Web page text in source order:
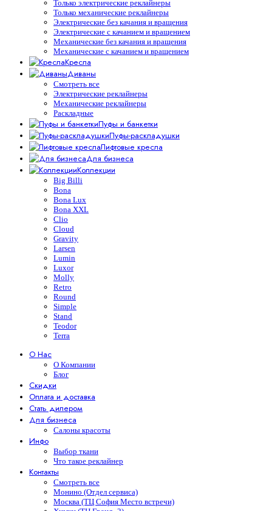
Только электрические реклайнеры
Только механические реклайнеры
Электрические без качания и вращения
Электрические с качанием и вращением
Механические без качания и вращения
Механические с качанием и вращением
Кресла
Диваны
Смотреть все
Электрические реклайнеры
Механические реклайнеры
Раскладные
Пуфы и банкетки
Пуфы-раскладушки
Лифтовые кресла
Для бизнеса
Коллекции
Big Billi
Bona
Bona Lux
Bona XXL
Clio
Cloud
Gravity
Larsen
Lumin
Luxor
Molly
Retro
Round
Simple
Stand
Teodor
Terra
О Нас
О Компании
Блог
Скидки
Оплата и доставка
Стать дилером
Для бизнеса
Салоны красоты
Инфо
Выбор ткани
Что такое реклайнер
Контакты
Смотреть все
Монино (Отдел сервиса)
Москва (ТЦ София Место встречи)